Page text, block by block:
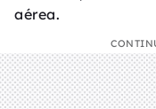
aérea.